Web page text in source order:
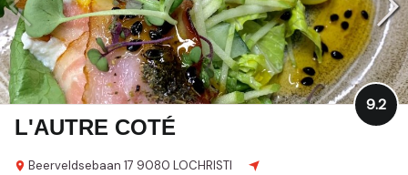
L'AUTRE COTÉ
Beerveldsebaan 17 9080 LOCHRISTI
9.2